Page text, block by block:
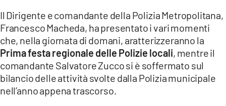
Il Dirigente e comandante della Polizia Metropolitana,
Francesco Macheda, ha presentato i vari momenti
che, nella giornata di domani, aratterizzeranno la
Prima festa regionale delle Polizie locali, mentre il
comandante Salvatore Zucco si è soffermato sul
bilancio delle attività svolte dalla Polizia municipale
nell’anno appena trascorso.